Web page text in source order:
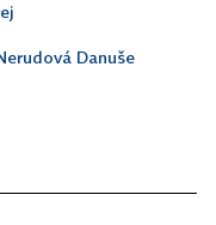
Danuše